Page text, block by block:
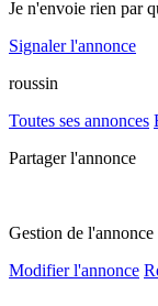
Je n'envoie rien par
Signaler l'annonce
roussin
Toutes ses annonces
Partager l'annonce
Gestion de l'annonce
Modifier l'annonce